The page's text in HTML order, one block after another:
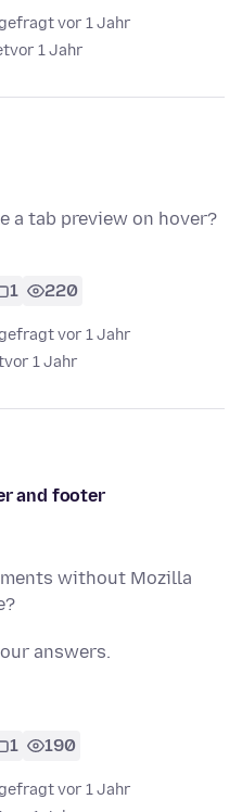
vor 1 Jahr
vor 1 Jahr
a tab preview on hover?
1 220
vor 1 Jahr
vor 1 Jahr
and footer
without Mozilla
answers.
1 190
vor 1 Jahr